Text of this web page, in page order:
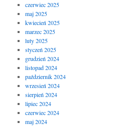
czerwiec 2025
maj 2025
kwiecień 2025
marzec 2025
luty 2025
styczeń 2025
grudzień 2024
listopad 2024
październik 2024
wrzesień 2024
sierpień 2024
lipiec 2024
czerwiec 2024
maj 2024